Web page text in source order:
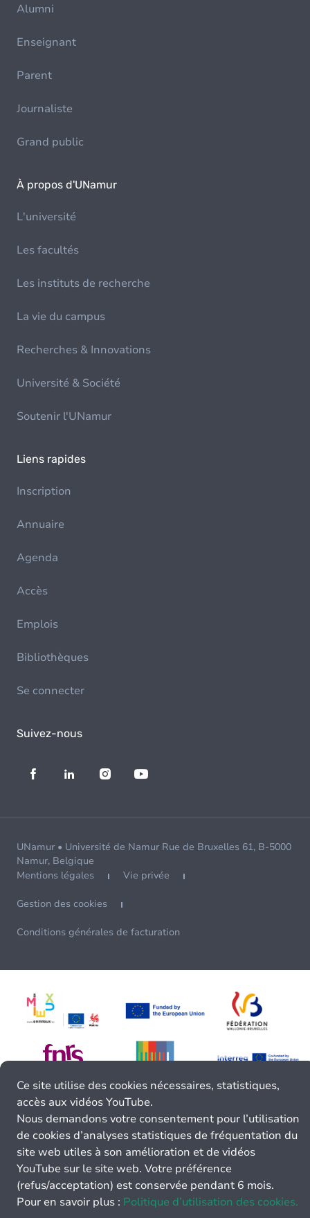
Alumni
Enseignant
Parent
Journaliste
Grand public
À propos d'UNamur
L'université
Les facultés
Les instituts de recherche
La vie du campus
Recherches & Innovations
Université & Société
Soutenir l'UNamur
Liens rapides
Inscription
Annuaire
Agenda
Accès
Emplois
Bibliothèques
Se connecter
Suivez-nous
UNamur • Université de Namur Rue de Bruxelles 61, B-5000
Namur, Belgique
Mentions légales
Vie privée
Gestion des cookies
Conditions générales de facturation
Ce site utilise des cookies nécessaires, statistiques,
accès aux vidéos YouTube.
Nous demandons votre consentement pour l’utilisation
de cookies d’analyses statistiques de fréquentation du
site web utiles à son amélioration et de vidéos
YouTube sur le site web. Votre préférence
(refus/acceptation) est conservée pendant 6 mois.
Pour en savoir plus : Politique d’utilisation des cookies.